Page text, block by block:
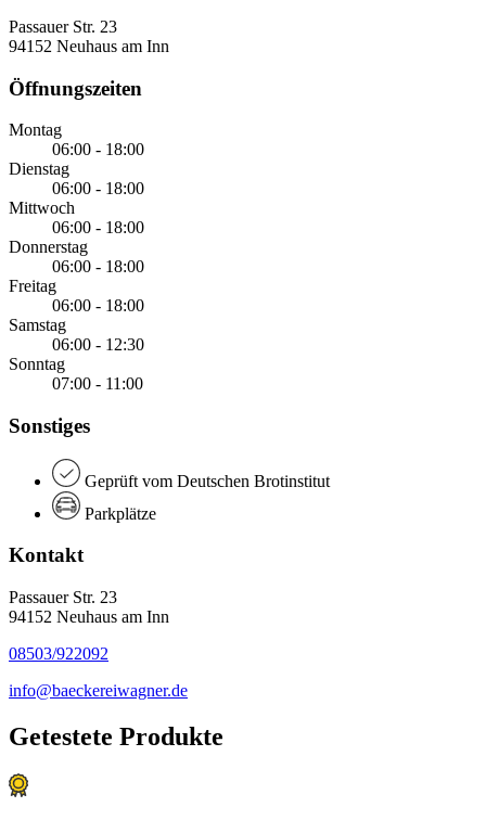
Passauer Str. 23
94152 Neuhaus am Inn
Öffnungszeiten
Montag
06:00 - 18:00
Dienstag
06:00 - 18:00
Mittwoch
06:00 - 18:00
Donnerstag
06:00 - 18:00
Freitag
06:00 - 18:00
Samstag
06:00 - 12:30
Sonntag
07:00 - 11:00
Sonstiges
Geprüft vom Deutschen Brotinstitut
Parkplätze
Kontakt
Passauer Str. 23
94152 Neuhaus am Inn
08503/922092
info@baeckereiwagner.de
Getestete Produkte